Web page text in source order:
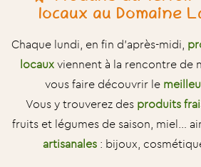
locaux au Domaine
Chaque lundi, en fin d’après-midi,
locauxviennent à la rencontre de
vous faire découvrir le
Vous y trouverez des produits
fruits et légumes de saison, miel…
artisanales : bijoux,